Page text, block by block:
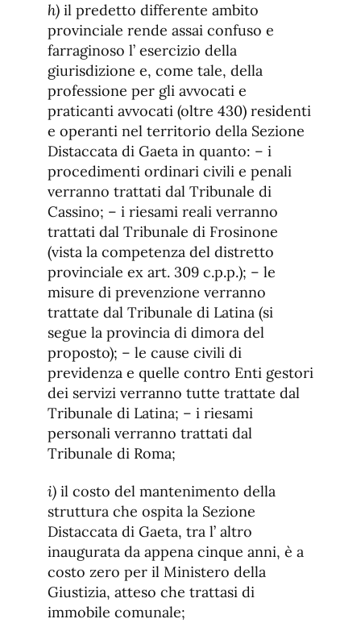
h) il predetto differente ambito
provinciale rende assai confuso e
farraginoso l’ esercizio della
giurisdizione e, come tale, della
professione per gli avvocati e
praticanti avvocati (oltre 430) residenti
e operanti nel territorio della Sezione
Distaccata di Gaeta in quanto: – i
procedimenti ordinari civili e penali
verranno trattati dal Tribunale di
Cassino; – i riesami reali verranno
trattati dal Tribunale di Frosinone
(vista la competenza del distretto
provinciale ex art. 309 c.p.p.); – le
misure di prevenzione verranno
trattate dal Tribunale di Latina (si
segue la provincia di dimora del
proposto); – le cause civili di
previdenza e quelle contro Enti gestori
dei servizi verranno tutte trattate dal
Tribunale di Latina; – i riesami
personali verranno trattati dal
Tribunale di Roma;
i) il costo del mantenimento della
struttura che ospita la Sezione
Distaccata di Gaeta, tra l’ altro
inaugurata da appena cinque anni, è a
costo zero per il Ministero della
Giustizia, atteso che trattasi di
immobile comunale;